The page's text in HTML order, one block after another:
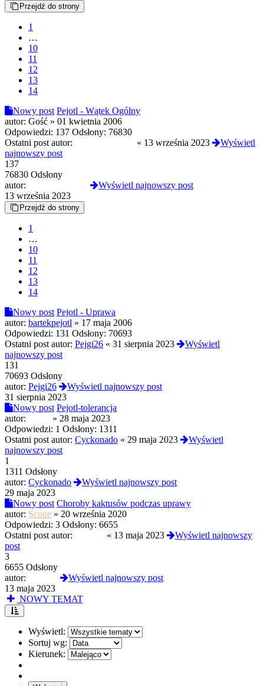
Przejdź do strony
1
…
10
11
12
13
14
Nowy post Pejotl - Wątek Ogólny
autor: Gość » 01 kwietnia 2006
Odpowiedzi: 137 Odsłony: 76830
Ostatni post autor:
« 13 września 2023
Wyświetl
najnowszy post
137
76830 Odsłony
autor:
Wyświetl najnowszy post
13 września 2023
Przejdź do strony
1
…
10
11
12
13
14
Nowy post Pejotl - Uprawa
autor: bartekpejotl » 17 maja 2006
Odpowiedzi: 131 Odsłony: 70693
Ostatni post autor: Pejgi26 « 31 sierpnia 2023
Wyświetl
najnowszy post
131
70693 Odsłony
autor: Pejgi26
Wyświetl najnowszy post
31 sierpnia 2023
Nowy post Pejotl-tolerancja
autor:
» 28 maja 2023
Odpowiedzi: 1 Odsłony: 1311
Ostatni post autor: Cyckonado « 29 maja 2023
Wyświetl
najnowszy post
1
1311 Odsłony
autor: Cyckonado
Wyświetl najnowszy post
29 maja 2023
Nowy post Choroby kaktusów podczas uprawy
autor: Scone » 20 września 2020
Odpowiedzi: 3 Odsłony: 6655
Ostatni post autor:
« 13 maja 2023
Wyświetl najnowszy
post
3
6655 Odsłony
autor:
Wyświetl najnowszy post
13 maja 2023
NOWY TEMAT
Wyświetl:
Sortuj wg:
Kierunek: